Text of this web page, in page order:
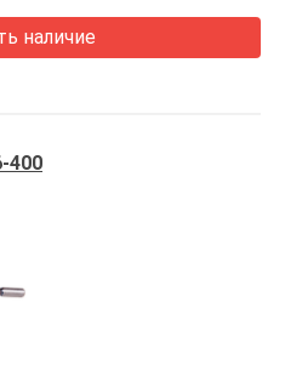
наличие
400